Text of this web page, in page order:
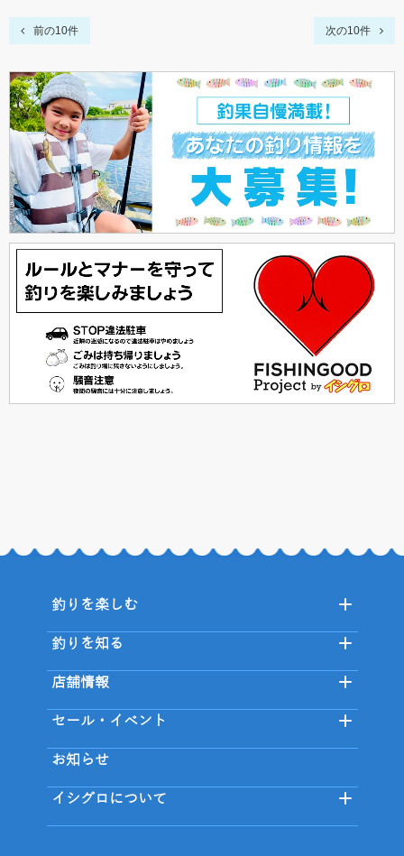
前の10件 次の10件
釣りを楽しむ
釣りを知る
店舗情報
セール・イベント
お知らせ
イシグロについて